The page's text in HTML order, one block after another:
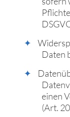
Daten
einen
(Art.